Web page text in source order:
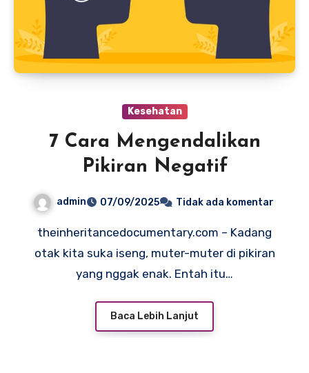
Kesehatan
7 Cara Mengendalikan
Pikiran Negatif
admin 07/09/2025 Tidak ada komentar
theinheritancedocumentary.com – Kadang
otak kita suka iseng, muter-muter di pikiran
yang nggak enak. Entah itu…
Baca Lebih Lanjut